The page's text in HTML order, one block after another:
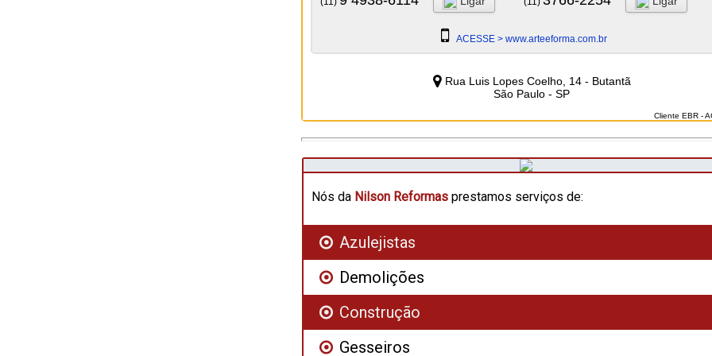
ACESSE > www.arteeforma.com.br
Rua Luis Lopes Coelho, 14 - Butantã
São Paulo - SP
Cliente EBR -
Nós da Nilson Reformasprestamos serviços de:
Azulejistas
Demolições
Construção
Gesseiros